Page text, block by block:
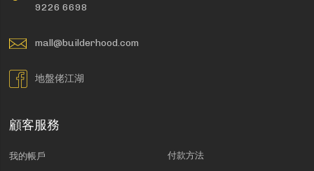
9226 6698
mall@builderhood.com
地盤佬江湖
顧客服務
我的帳戶 付款方法